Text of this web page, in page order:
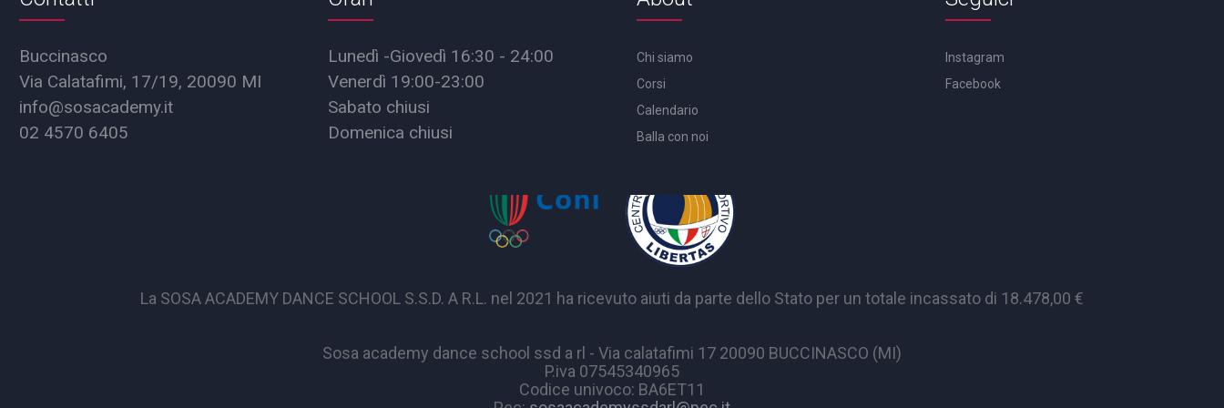
Buccinasco
Via Calatafimi, 17/19, 20090 MI
info@sosacademy.it
02 4570 6405
Lunedì -Giovedì 16:30 - 24:00
Venerdì 19:00-23:00
Sabato chiusi
Domenica chiusi
Chi siamo
Corsi
Calendario
Balla con noi
Instagram
Facebook
La SOSA ACADEMY DANCE SCHOOL S.S.D. A R.L. nel 2021 ha ricevuto aiuti da parte dello Stato per un totale incassato di 18.478,00 €
Sosa academy dance school ssd a rl - Via calatafimi 17 20090 BUCCINASCO (MI)
P.iva 07545340965
Codice univoco: BA6ET11